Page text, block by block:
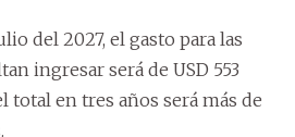
del 2027, el gasto para las
ingresar será de USD 553
total en tres años será más de